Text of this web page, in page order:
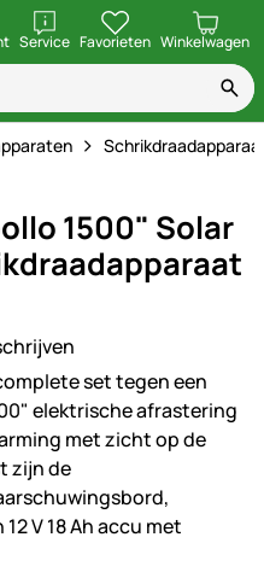
ServiceopenenFavorieten Winkelwagen
1500" Solar